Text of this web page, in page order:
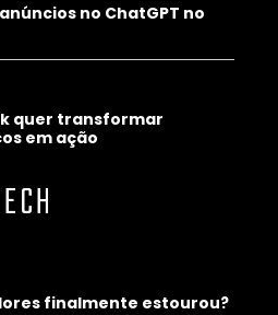
no ChatGPT no
quer transformar
em ação
finalmente estourou?